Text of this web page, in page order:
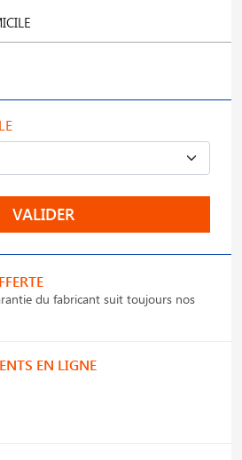
VALIDER
du fabricant suit toujours nos
EN LIGNE